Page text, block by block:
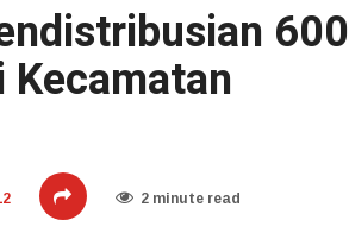
600
Kecamatan
2 minute read